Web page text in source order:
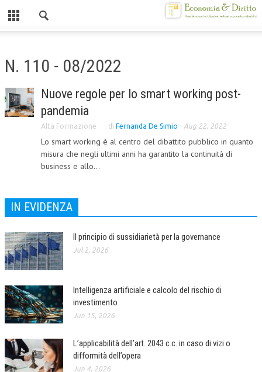
CHI SIAMO
MISSION
CONTATTI
CENTRO STUDI
ATTO COSTITUTIVO E STATUTO
OBIETTIVI
DIREZIONE SCIENTIFICA
ALTA FORMAZIONE
ARCHIVIO CORSI 2015
DIVENTA SOCIO
BROCHURE CE.S.E.D.
LA RIVISTA
N. 110 - 08/2022
Nuove regole per lo smart working post-
pandemia
Alta Formazione di Fernanda De Simio - Aug 22, 2022
Lo smart working è al centro del dibattito pubblico in quanto
misura che negli ultimi anni ha garantito la continuità di
business e allo...
IN EVIDENZA
Il principio di sussidiarietà per la governance
Jul 2, 2026
Intelligenza artificiale e calcolo del rischio di
investimento
Jun 15, 2026
L’applicabilità dell’art. 2043 c.c. in caso di vizi o
difformità dell’opera
Jun 4, 2026